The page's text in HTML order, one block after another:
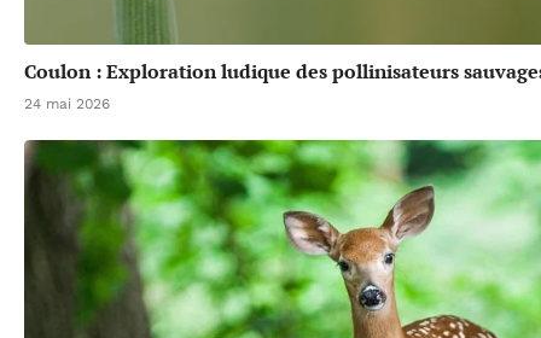
Coulon : Exploration ludique des pollinisateurs
24 mai 2026